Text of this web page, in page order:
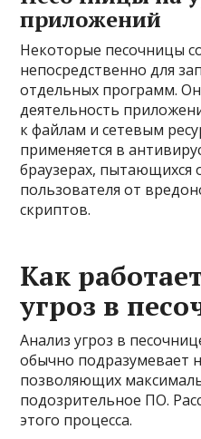
приложений
Некоторые песочницы
непосредственно для
отдельных программ.
деятельность
к файлам и сетевым
применяется в
браузерах, пытающихся
пользователя от
скриптов.
Как
угроз в
Анализ угроз в
обычно подразумевает
позволяющих
подозрительное ПО.
этого процесса.